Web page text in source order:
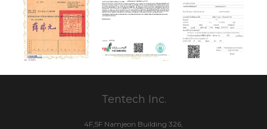
Tentech Inc.
4F,5F Namjeon Building 326,